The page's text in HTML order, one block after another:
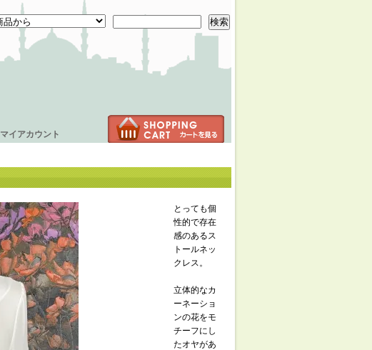
検索
マイアカウント
とっても個
性的で存在
感のあるス
トールネッ
クレス。
立体的なカ
ーネーショ
ンの花をモ
チーフにし
たオヤがあ